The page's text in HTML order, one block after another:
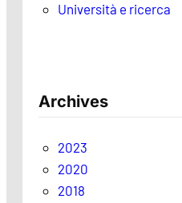
Università e ricerca
Archives
2023
2020
2018